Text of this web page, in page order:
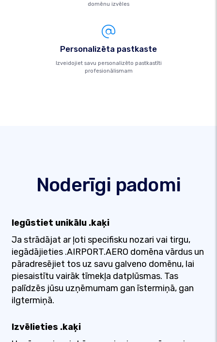
domēnu izvēles
Personalizēta pastkaste
Izveidojiet savu personalizēto pastkastīti
profesionālismam
Noderīgi padomi
Iegūstiet unikālu .kaķi
Ja strādājat ar ļoti specifisku nozari vai tirgu,
iegādājieties .AIRPORT.AERO domēna vārdus un
pāradresējiet tos uz savu galveno domēnu, lai
piesaistītu vairāk tīmekļa datplūsmas. Tas
palīdzēs jūsu uzņēmumam gan īstermiņā, gan
ilgtermiņā.
Izvēlieties .kaķi